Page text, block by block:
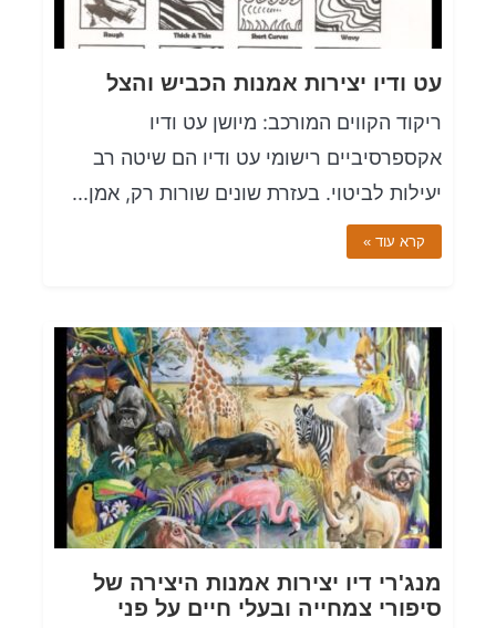
עט ודיו יצירות אמנות הכביש והצל
ריקוד הקווים המורכב: מיושן עט ודיו
אקספרסיביים רישומי עט ודיו הם שיטה רב
יעילות לביטוי. בעזרת שונים שורות רק, אמן...
קרא עוד »
מנג'רי דיו יצירות אמנות היצירה של
סיפורי צמחייה ובעלי חיים על פני